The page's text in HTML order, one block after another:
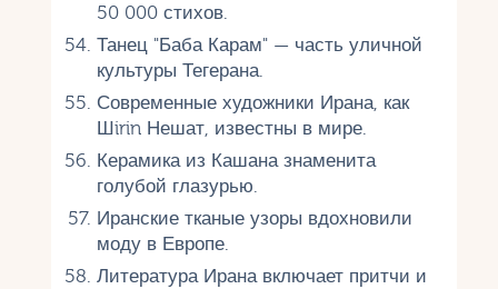
50 000 стихов.
Танец "Баба Карам" — часть уличной
культуры Тегерана.
Современные художники Ирана, как
Шirin Нешат, известны в мире.
Керамика из Кашана знаменита
голубой глазурью.
Иранские тканые узоры вдохновили
моду в Европе.
Литература Ирана включает притчи и